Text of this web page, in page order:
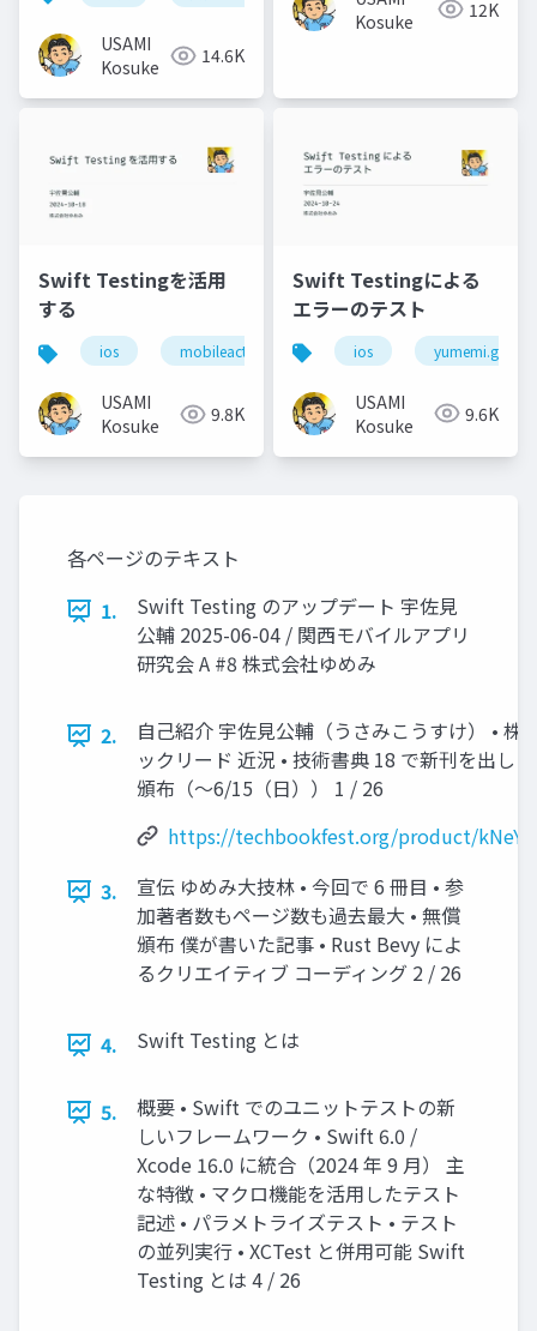
USAMI
Kosuke
14.6K
Kosuke
12K
Swift Testingを活用
する
ios mobileact
USAMI
Kosuke
9.8K
Swift Testingによる
エラーのテスト
ios yumemi.grow
USAMI
Kosuke
9.6K
各ページのテキスト
1.
Swift Testing のアップデート 宇佐見
公輔 2025-06-04 / 関西モバイルアプリ
研究会 A #8 株式会社ゆめみ
2.
自己紹介 宇佐見公輔（うさみこうすけ） • 株
ックリード 近況 • 技術書典 18 で新刊を出し
頒布（〜6/15（日）） 1 / 26
https://techbookfest.org/product/
3.
宣伝 ゆめみ大技林 • 今回で 6 冊目 • 参
加著者数もページ数も過去最大 • 無償
頒布 僕が書いた記事 • Rust Bevy によ
るクリエイティブ コーディング 2 / 26
4. Swift Testing とは
5.
概要 • Swift でのユニットテストの新
しいフレームワーク • Swift 6.0 /
Xcode 16.0 に統合（2024 年 9 月） 主
な特徴 • マクロ機能を活用したテスト
記述 • パラメトライズテスト • テスト
の並列実行 • XCTest と併用可能 Swift
Testing とは 4 / 26